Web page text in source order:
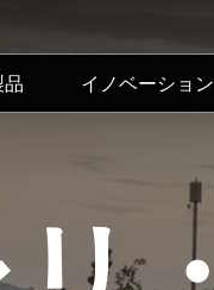
イノベーション